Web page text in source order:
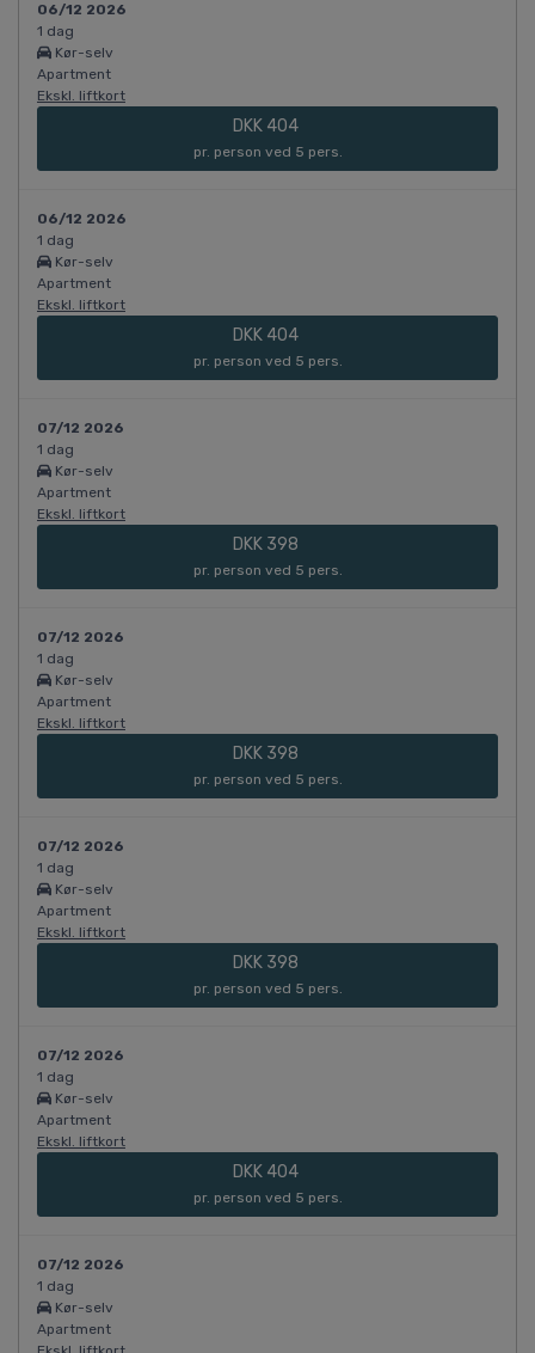
06/12 2026
1 dag
Kør-selv
Apartment
Ekskl. liftkort
DKK 404
pr. person ved 5 pers.
06/12 2026
1 dag
Kør-selv
Apartment
Ekskl. liftkort
DKK 404
pr. person ved 5 pers.
07/12 2026
1 dag
Kør-selv
Apartment
Ekskl. liftkort
DKK 398
pr. person ved 5 pers.
07/12 2026
1 dag
Kør-selv
Apartment
Ekskl. liftkort
DKK 398
pr. person ved 5 pers.
07/12 2026
1 dag
Kør-selv
Apartment
Ekskl. liftkort
DKK 398
pr. person ved 5 pers.
07/12 2026
1 dag
Kør-selv
Apartment
Ekskl. liftkort
DKK 404
pr. person ved 5 pers.
07/12 2026
1 dag
Kør-selv
Apartment